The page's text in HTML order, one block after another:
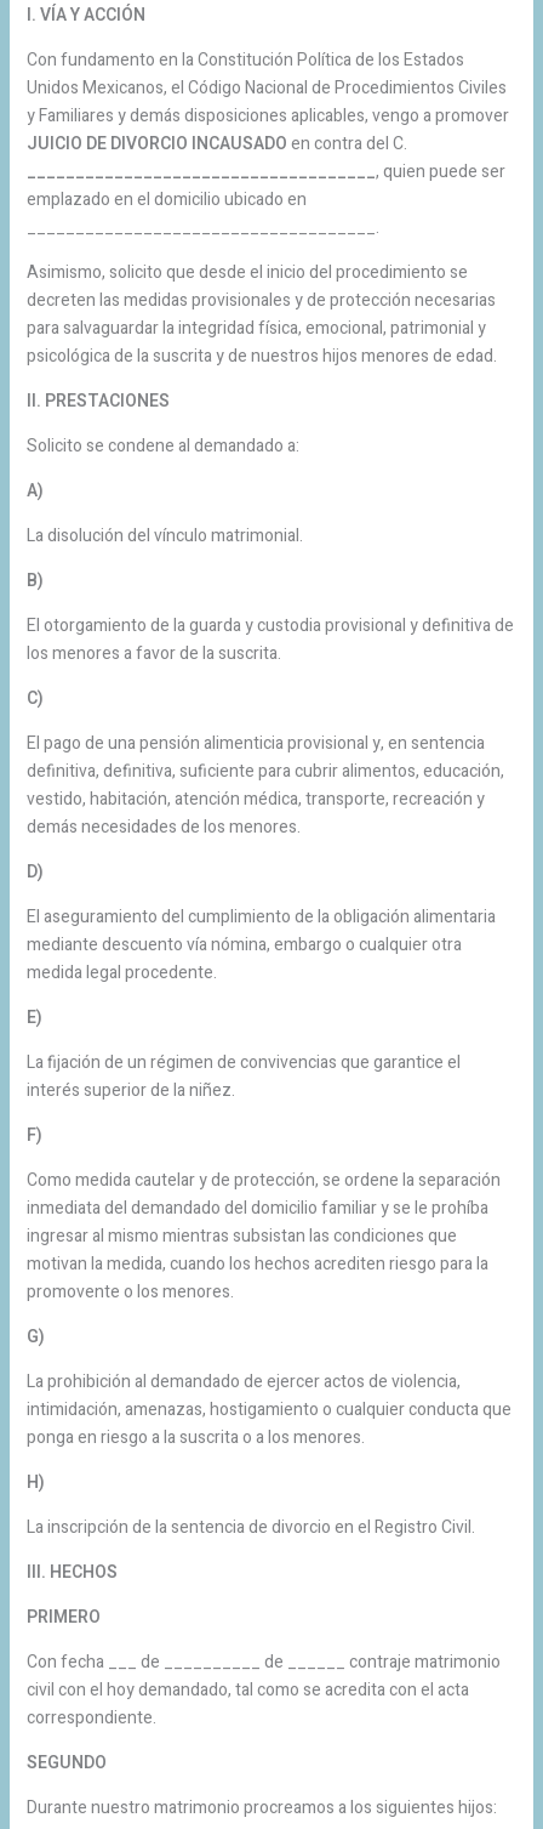
I. VÍA Y ACCIÓN
Con fundamento en la Constitución Política de los Estados
Unidos Mexicanos, el Código Nacional de Procedimientos Civiles
y Familiares y demás disposiciones aplicables, vengo a promover
JUICIO DE DIVORCIO INCAUSADOen contra del C.
____________________________________, quien puede ser
emplazado en el domicilio ubicado en
____________________________________.
Asimismo, solicito que desde el inicio del procedimiento se
decreten las medidas provisionales y de protección necesarias
para salvaguardar la integridad física, emocional, patrimonial y
psicológica de la suscrita y de nuestros hijos menores de edad.
II. PRESTACIONES
Solicito se condene al demandado a:
A)
La disolución del vínculo matrimonial.
B)
El otorgamiento de la guarda y custodia provisional y definitiva de
los menores a favor de la suscrita.
C)
El pago de una pensión alimenticia provisional y, en sentencia
definitiva, definitiva, suficiente para cubrir alimentos, educación,
vestido, habitación, atención médica, transporte, recreación y
demás necesidades de los menores.
D)
El aseguramiento del cumplimiento de la obligación alimentaria
mediante descuento vía nómina, embargo o cualquier otra
medida legal procedente.
E)
La fijación de un régimen de convivencias que garantice el
interés superior de la niñez.
F)
Como medida cautelar y de protección, se ordene la separación
inmediata del demandado del domicilio familiar y se le prohíba
ingresar al mismo mientras subsistan las condiciones que
motivan la medida, cuando los hechos acrediten riesgo para la
promovente o los menores.
G)
La prohibición al demandado de ejercer actos de violencia,
intimidación, amenazas, hostigamiento o cualquier conducta que
ponga en riesgo a la suscrita o a los menores.
H)
La inscripción de la sentencia de divorcio en el Registro Civil.
III. HECHOS
PRIMERO
Con fecha ___ de __________ de ______ contraje matrimonio
civil con el hoy demandado, tal como se acredita con el acta
correspondiente.
SEGUNDO
Durante nuestro matrimonio procreamos a los siguientes hijos: